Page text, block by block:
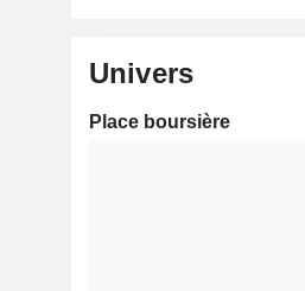
Univers
Place boursière